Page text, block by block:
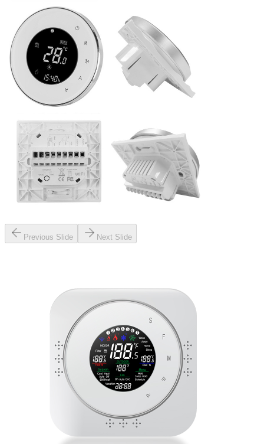
Previous Slide Next Slide